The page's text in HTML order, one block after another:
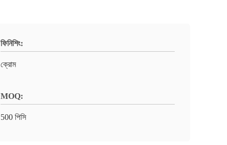
ফিনিশিং:
ক্রোম
MOQ:
500 পিসি